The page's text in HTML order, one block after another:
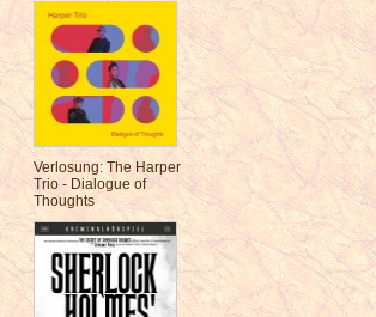
Verlosung: The Harper
Trio - Dialogue of
Thoughts